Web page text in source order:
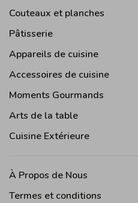
Couteaux et planches
Pâtisserie
Appareils de cuisine
Accessoires de cuisine
Moments Gourmands
Arts de la table
Cuisine Extérieure
À Propos de Nous
Termes et conditions